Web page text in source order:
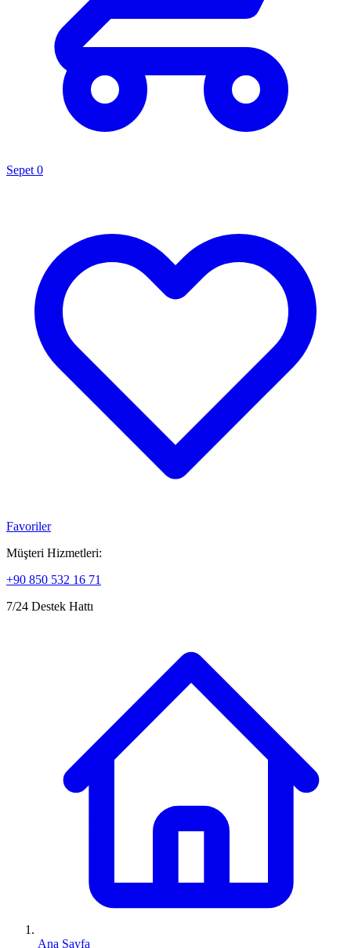
Sepet 0
Favoriler
Müşteri Hizmetleri:
+90 850 532 16 71
7/24 Destek Hattı
Ana Sayfa